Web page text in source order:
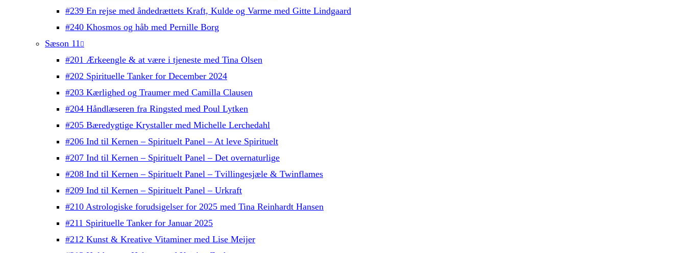
#239 En rejse med åndedrættets Kraft, Kulde og Varme med Gitte Lindgaard
#240 Khosmos og håb med Pernille Borg
Sæson 11
#201 Ærkeengle & at være i tjeneste med Tina Olsen
#202 Spirituelle Tanker for December 2024
#203 Kærlighed og Traumer med Camilla Clausen
#204 Håndlæseren fra Ringsted med Poul Lytken
#205 Bæredygtige Krystaller med Michelle Lerchedahl
#206 Ind til Kernen – Spirituelt Panel – At leve Spirituelt
#207 Ind til Kernen – Spirituelt Panel – Det overnaturlige
#208 Ind til Kernen – Spirituelt Panel – Tvillingesjæle & Twinflames
#209 Ind til Kernen – Spirituelt Panel – Urkraft
#210 Astrologiske forudsigelser for 2025 med Tina Reinhardt Hansen
#211 Spirituelle Tanker for Januar 2025
#212 Kunst & Kreative Vitaminer med Lise Meijer